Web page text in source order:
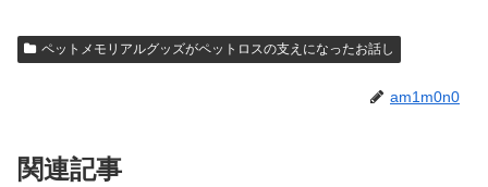
ペットメモリアルグッズがペットロスの支えになったお話し
am1m0n0
関連記事